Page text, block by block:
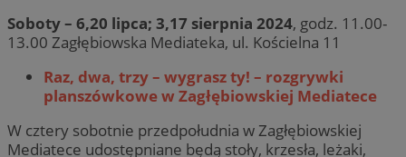
Soboty – 6,20 lipca; 3,17 sierpnia 2024, godz. 11.00-
13.00 Zagłębiowska Mediateka, ul. Kościelna 11
Raz, dwa, trzy – wygrasz ty! – rozgrywki
planszówkowe w Zagłębiowskiej Mediatece
W cztery sobotnie przedpołudnia w Zagłębiowskiej
Mediatece udostępniane będą stoły, krzesła, leżaki,